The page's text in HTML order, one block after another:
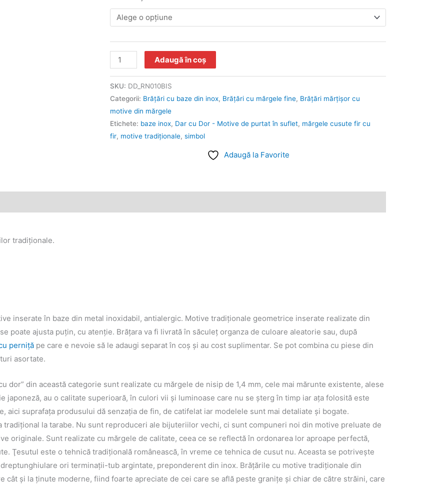
Adaugă în coș
SKU: DD_RN010BIS
Categorii: Brăţări cu baze din inox, Brățări cu mărgele fine, Brăţări mărţişor cu
motive din mărgele
Etichete: baze inox, Dar cu Dor - Motive de purtat în suflet, mărgele cusute fir cu
fir, motive tradiţionale, simbol
Adaugă la Favorite
tradiţionale.
inserate în baze din metal inoxidabil, antialergic. Motive tradiţionale geometrice inserate realizate din
poate ajusta puțin, cu atenție. Brăţara va fi livrată în săculeţ organza de culoare aleatorie sau, după
perniţă pe care e nevoie să le adaugi separat în coş şi au cost suplimentar. Se pot combina cu piese din
asortate.
dor” din această categorie sunt realizate cu mărgele de nisip de 1,4 mm, cele mai mărunte existente, alese
au o calitate superioară, în culori vii şi luminoase care nu se șterg în timp iar aţa folosită este
aici suprafața produsului dă senzația de fin, de catifelat iar modelele sunt mai detaliate și bogate.
la tarabe. Nu sunt reproduceri ale bijuteriilor vechi, ci sunt compuneri noi din motive preluate de
originale. Sunt realizate cu mărgele de calitate, ceea ce se reflectă în ordonarea lor aproape perfectă,
Ţesutul este o tehnică tradiţională românească, în vreme ce tehnica de cusut nu. Aceasta se potriveşte
ori terminaţii-tub argintate, preponderent din inox. Brăţările cu motive tradiţionale din
cât şi la ţinute moderne, fiind foarte apreciate de cei care se află peste graniţe şi chiar de către străini, care